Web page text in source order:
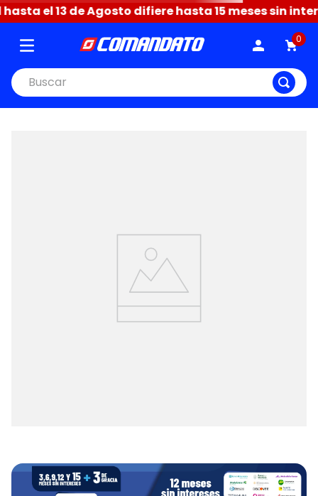
13 de Agosto difiere hasta 15 meses sin
0
Buscar